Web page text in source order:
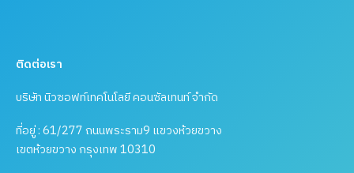
ติดต่อเรา
บริษัท นิวซอฟท์เทคโนโลยี คอนซัลเทนท์ จำกัด
ที่อยู่ : 61/277 ถนนพระราม9 แขวงห้วยขวาง
เขตห้วยขวาง กรุงเทพ 10310